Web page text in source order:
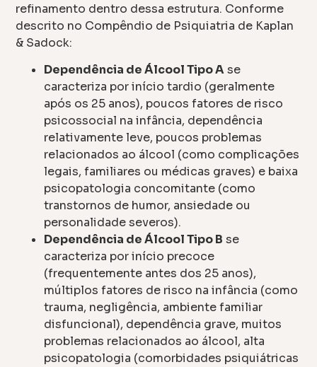
refinamento dentro dessa estrutura. Conforme
descrito no Compêndio de Psiquiatria de Kaplan
& Sadock:
Dependência de Álcool Tipo Ase
caracteriza por início tardio (geralmente
após os 25 anos), poucos fatores de risco
psicossocial na infância, dependência
relativamente leve, poucos problemas
relacionados ao álcool (como complicações
legais, familiares ou médicas graves) e baixa
psicopatologia concomitante (como
transtornos de humor, ansiedade ou
personalidade severos).
Dependência de Álcool Tipo B se
caracteriza por início precoce
(frequentemente antes dos 25 anos),
múltiplos fatores de risco na infância (como
trauma, negligência, ambiente familiar
disfuncional), dependência grave, muitos
problemas relacionados ao álcool, alta
psicopatologia (comorbidades psiquiátricas